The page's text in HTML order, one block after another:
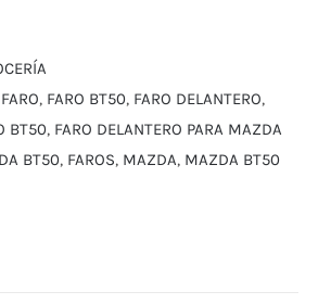
FARO, FARO BT50, FARO DELANTERO,
BT50, FARO DELANTERO PARA MAZDA
BT50, FAROS, MAZDA, MAZDA BT50